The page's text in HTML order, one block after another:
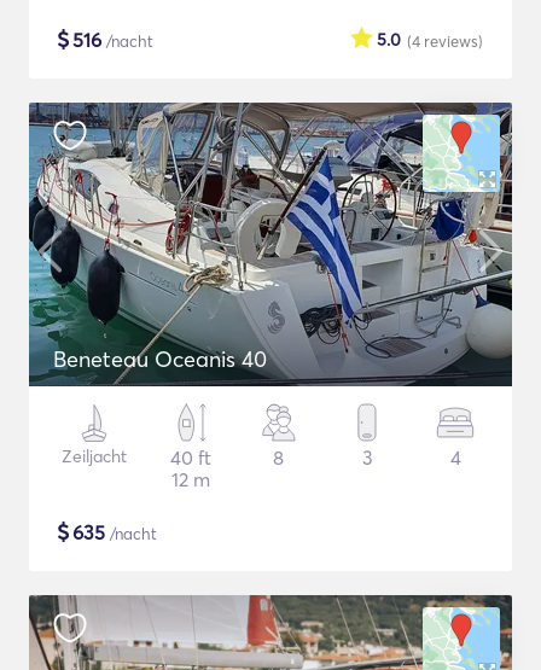
$516 /nacht (4 reviews)
5.0
Beneteau Oceanis 40
Zeiljacht
40 ft
12 m
8 3 4
$635 /nacht